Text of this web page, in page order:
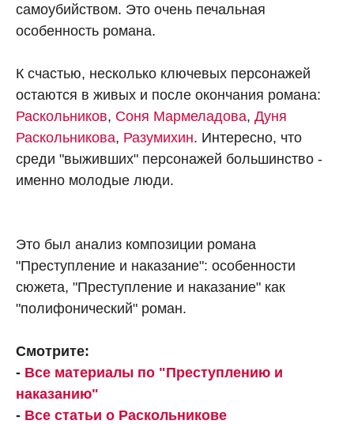
самоубийством. Это очень печальная
особенность романа.
К счастью, несколько ключевых персонажей
остаются в живых и после окончания романа:
Раскольников, Соня Мармеладова, Дуня
Раскольникова, Разумихин. Интересно, что
среди "выживших" персонажей большинство -
именно молодые люди.
Это был анализ композиции романа
"Преступление и наказание": особенности
сюжета, "Преступление и наказание" как
"полифонический" роман.
Смотрите:
- Все материалы по "Преступлению и
наказанию"
- Все статьи о Раскольникове